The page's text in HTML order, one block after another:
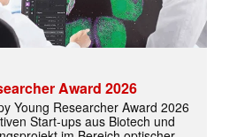
Award 2026
Young Researcher Award 2026
Start-ups aus Biotech und